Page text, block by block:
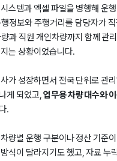
스템과 엑셀 파일을 병행해 운
정보와 주행거리를 담당자가
과 직원 개인차량까지 함께 관
는 상황이었습니다.
가 성장하면서 전국 단위로 관
게 되었고,업무용 차량 대수와
.
량별 운행 구분이나 정산 기준
식이 달라지기도 했고, 자료 누